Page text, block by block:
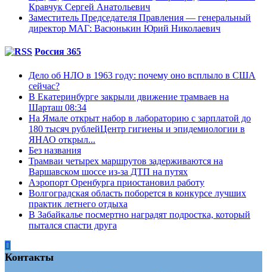
Кравчук Сергей Анатольевич
Заместитель Председателя Правления — генеральный
директор МАГ: Васюнькин Юрий Николаевич
Россия 365
Дело об НЛО в 1963 году: почему оно всплыло в США
сейчас?
В Екатеринбурге закрыли движение трамваев на
Шарташ 08:34
На Ямале открыт набор в лабораторию с зарплатой до
180 тысяч рублейЦентр гигиены и эпидемиологии в
ЯНАО открыл...
Без названия
Трамваи четырех маршрутов задерживаются на
Варшавском шоссе из-за ДТП на путях
Аэропорт Оренбурга приостановил работу
Волгоградская область поборется в конкурсе лучших
практик летнего отдыха
В Забайкалье посмертно наградят подростка, который
пытался спасти друга
Контакты